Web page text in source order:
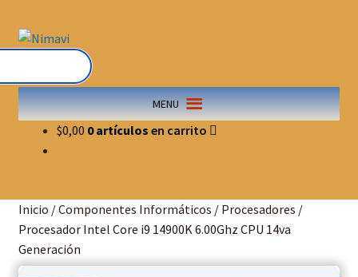
Saltar
Ir
MENU
$0,00 0 artículos
Inicio /Componentes Informáticos / Procesadores /
Procesador Intel Core i9 14900K 6.00Ghz CPU 14va
Generación